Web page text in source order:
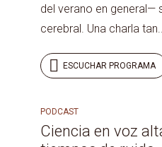
del verano en general—
cerebral. Una charla
ESCUCHAR PROGRAMA
PODCAST
Ciencia en voz